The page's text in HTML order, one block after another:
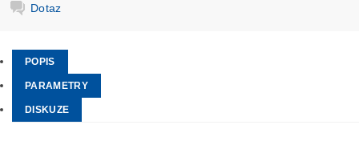
Dotaz
POPIS
PARAMETRY
DISKUZE